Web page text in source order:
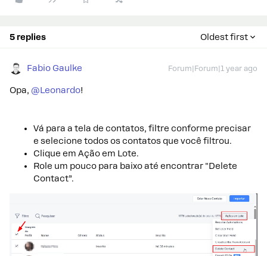
5 replies Oldest first
Fabio Gaulke Forum|Forum|1 year ago
Opa, @Leonardo!
Vá para a tela de contatos, filtre conforme precisar
e selecione todos os contatos que você filtrou.
Clique em Ação em Lote.
Role um pouco para baixo até encontrar "Delete
Contact”.